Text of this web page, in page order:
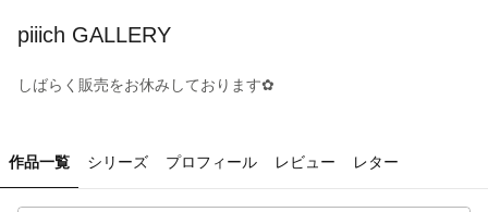
piiich GALLERY
しばらく販売をお休みしております✿
作品一覧 シリーズ プロフィール レビュー レター